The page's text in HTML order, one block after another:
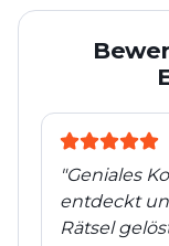
"Geniales
entdeckt
Rätsel